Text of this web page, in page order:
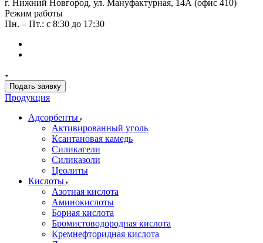
г. Нижний Новгород, ул. Мануфактурная, 14А (офис 410)
Режим работы
Пн. – Пт.: с 8:30 до 17:30
Подать заявку
Продукция
Адсорбенты
Активированный уголь
Ксантановая камедь
Силикагели
Силиказоли
Цеолиты
Кислоты
Азотная кислота
Аминокислоты
Борная кислота
Бромистоводородная кислота
Кремнефторидная кислота